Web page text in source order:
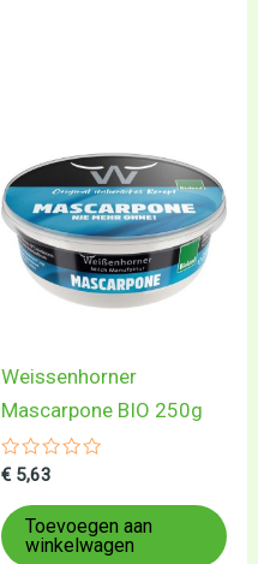
Weissenhorner
Mascarpone BIO 250g
Gewaardeerd
uit
5
€ 5,63
Toevoegen aan
winkelwagen